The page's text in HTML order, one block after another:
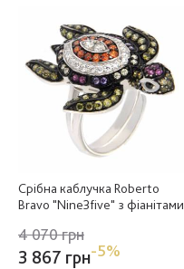
Срібна каблучка Roberto
Bravo "Nine3five" з фіанітами
4 070 грн
3 867 грн-5%